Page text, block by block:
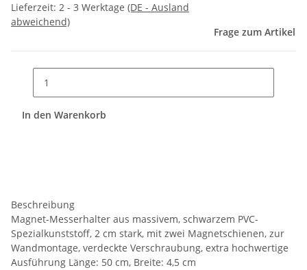
Lieferzeit: 2 - 3 Werktage (DE - Ausland
abweichend)
Frage zum Artikel
In den Warenkorb
Beschreibung
Magnet-Messerhalter aus massivem, schwarzem PVC-
Spezialkunststoff, 2 cm stark, mit zwei Magnetschienen, zur
Wandmontage, verdeckte Verschraubung, extra hochwertige
Ausführung Länge: 50 cm, Breite: 4,5 cm